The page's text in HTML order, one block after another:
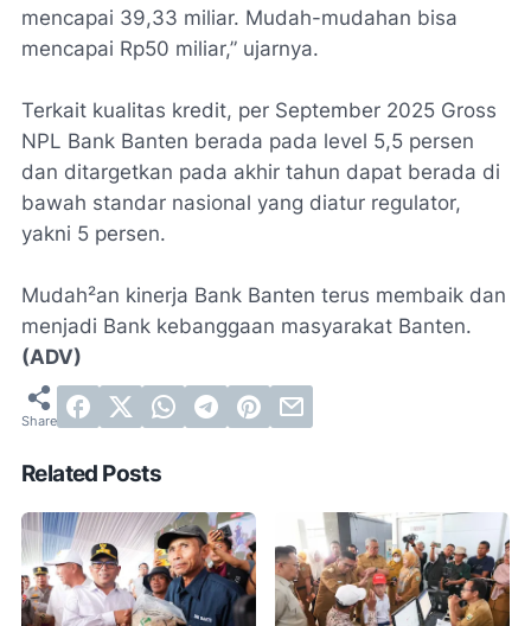
mencapai 39,33 miliar. Mudah-mudahan bisa
mencapai Rp50 miliar,” ujarnya.
Terkait kualitas kredit, per September 2025 Gross
NPL Bank Banten berada pada level 5,5 persen
dan ditargetkan pada akhir tahun dapat berada di
bawah standar nasional yang diatur regulator,
yakni 5 persen.
Mudah²an kinerja Bank Banten terus membaik dan
menjadi Bank kebanggaan masyarakat Banten.
(ADV)
Related Posts